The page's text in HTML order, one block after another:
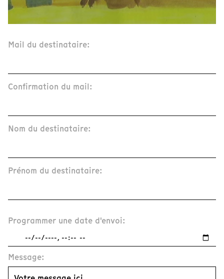
Mail du destinataire:
Confirmation du mail:
Nom du destinataire:
Prénom du destinataire:
Programmer une date d'envoi:
Message: